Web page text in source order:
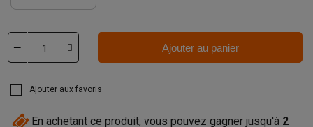
Ajouter au panier
Ajouter aux favoris
En achetant ce produit, vous pouvez gagner jusqu'à 2